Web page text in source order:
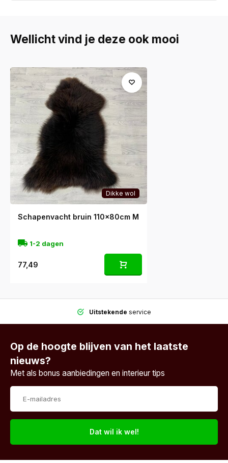
Wellicht vind je deze ook mooi
Dikke wol
Schapenvacht bruin 110x80cm M
1-2 dagen
77,49
Uitstekende service
Op de hoogte blijven van het laatste
nieuws?
Met als bonus aanbiedingen en interieur tips
Dat wil ik wel!